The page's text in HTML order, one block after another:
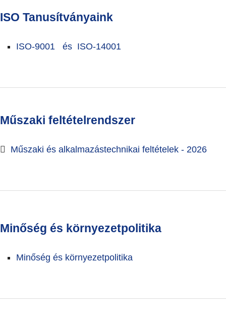
ISO Tanusítványaink
ISO-9001 és ISO-14001
Műszaki feltételrendszer
Műszaki és alkalmazástechnikai feltételek - 2026
Minőség és környezetpolitika
Minőség és környezetpolitika